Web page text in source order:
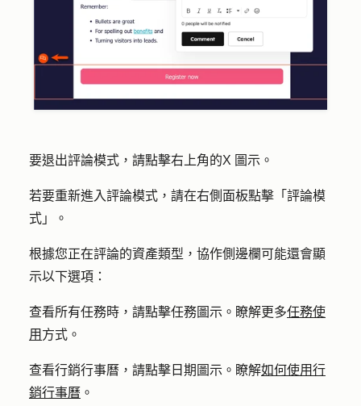
要退出評論模式，請點擊右上角的X 圖示 。
若要重新進入評論模式，請在右側面板點擊「 評論模
式 」。
根據您正在評論的資產類型，協作側邊欄可能還會顯
示以下選項：
查看所有任務時，請點擊任務圖示 。瞭解更多任務使
用 方式。
查看行銷行事曆，請點擊 日期圖示 。瞭解如何使用行
銷行事曆 。